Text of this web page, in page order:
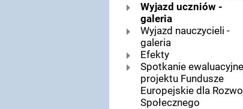
Wyjazd uczniów -
galeria
Wyjazd nauczycieli -
galeria
Efekty
Spotkanie ewaluacyjne
projektu Fundusze
Europejskie dla
Społecznego